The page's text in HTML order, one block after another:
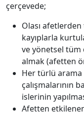
çerçevede;
Olası
kayıplarla
ve yönetsel
almak (afetten
Her türlü arama
çalışmalarının
islerinin
Afetten